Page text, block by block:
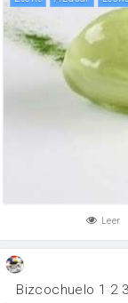
Leer
Bizcochuelo 1 2